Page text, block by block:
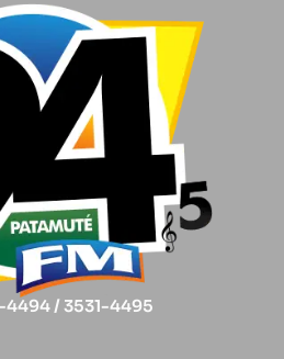
4494 / 3531-4495